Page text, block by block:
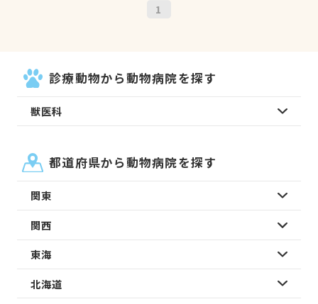
1
診療動物から動物病院を探す
獣医科
都道府県から動物病院を探す
関東
関西
東海
北海道